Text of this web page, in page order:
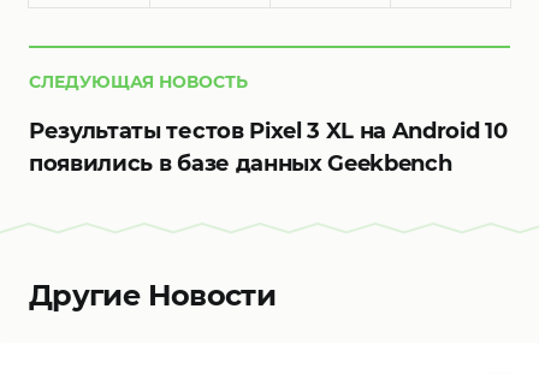
СЛЕДУЮЩАЯ НОВОСТЬ
Результаты тестов Pixel 3 XL на Android 10
появились в базе данных Geekbench
Другие Новости